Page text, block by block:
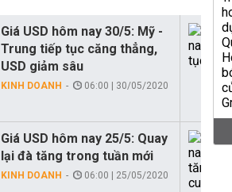
Giá USD hôm nay 30/5: Mỹ -
Trung tiếp tục căng thẳng,
USD giảm sâu
KINH DOANH 06:00 | 30/05/2020
Giá USD hôm nay 25/5: Quay
lại đà tăng trong tuần mới
KINH DOANH 06:00 | 25/05/2020